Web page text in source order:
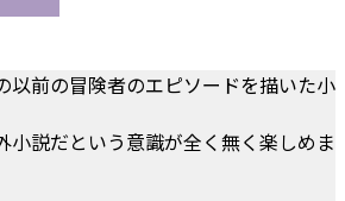
以前の冒険者のエピソードを描いた小
小説だという意識が全く無く楽しめま